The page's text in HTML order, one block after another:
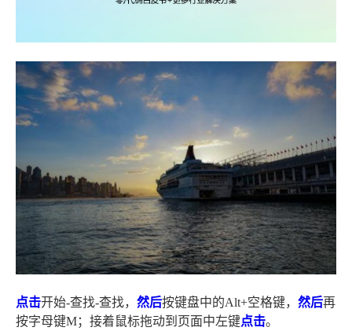
点击开始-查找-查找， 然后按键盘中的Alt+空格键， 然后再
按字母键M；接着鼠标拖动到页面中左键点击。